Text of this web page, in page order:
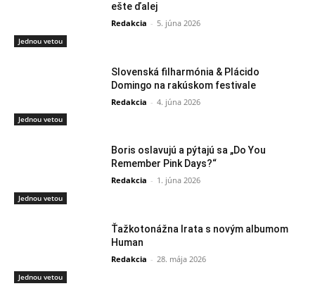
Jednou vetou
ešte ďalej
Redakcia - 5. júna 2026
Jednou vetou
Slovenská filharmónia & Plácido
Domingo na rakúskom festivale
Redakcia - 4. júna 2026
Jednou vetou
Boris oslavujú a pýtajú sa „Do You
Remember Pink Days?“
Redakcia - 1. júna 2026
Jednou vetou
Ťažkotonážna Irata s novým albumom
Human
Redakcia - 28. mája 2026